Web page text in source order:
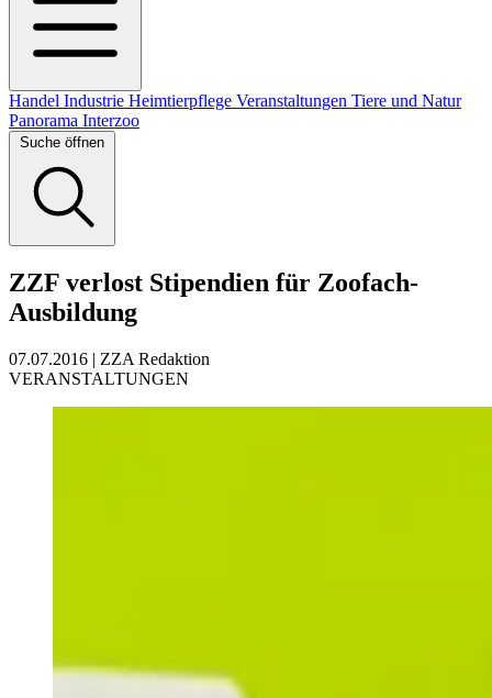
Handel Industrie Heimtierpflege Veranstaltungen Tiere und Natur
Panorama Interzoo
Suche öffnen
ZZF verlost Stipendien für Zoofach-
Ausbildung
07.07.2016 | ZZA Redaktion
VERANSTALTUNGEN